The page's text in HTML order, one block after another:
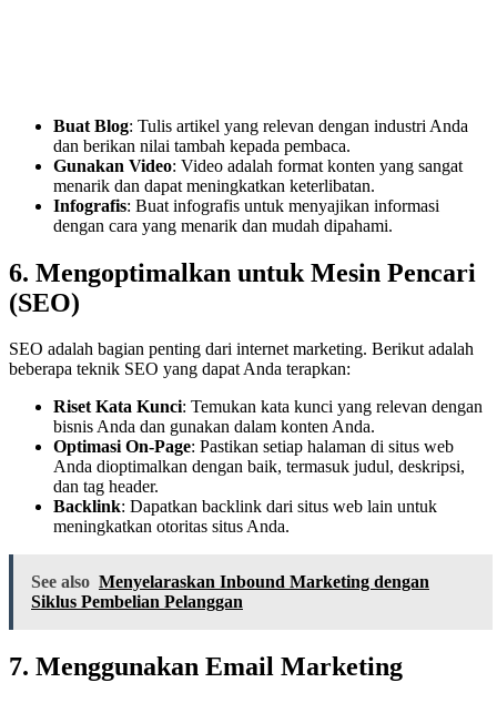
Buat Blog: Tulis artikel yang relevan dengan industri Anda
dan berikan nilai tambah kepada pembaca.
Gunakan Video: Video adalah format konten yang sangat
menarik dan dapat meningkatkan keterlibatan.
Infografis: Buat infografis untuk menyajikan informasi
dengan cara yang menarik dan mudah dipahami.
6. Mengoptimalkan untuk Mesin Pencari
(SEO)
SEO adalah bagian penting dari internet marketing. Berikut adalah
beberapa teknik SEO yang dapat Anda terapkan:
Riset Kata Kunci: Temukan kata kunci yang relevan dengan
bisnis Anda dan gunakan dalam konten Anda.
Optimasi On-Page: Pastikan setiap halaman di situs web
Anda dioptimalkan dengan baik, termasuk judul, deskripsi,
dan tag header.
Backlink: Dapatkan backlink dari situs web lain untuk
meningkatkan otoritas situs Anda.
See also Menyelaraskan Inbound Marketing dengan
Siklus Pembelian Pelanggan
7. Menggunakan Email Marketing